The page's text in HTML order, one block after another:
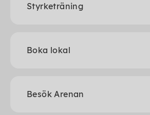
Styrketräning
Boka lokal
Besök Arenan